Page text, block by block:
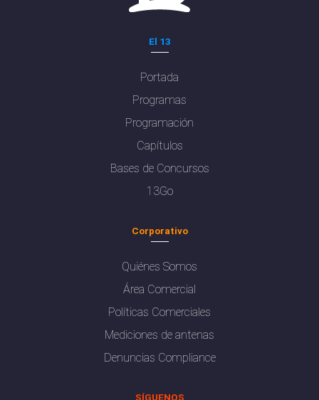
El 13
Portada
Programas
Programación
Capítulos
Bases de Concursos
13Go
Corporativo
Quiénes Somos
Área Comercial
Políticas Comerciales
Mediciones de antenas
Denuncias Compliance
SÍGUENOS